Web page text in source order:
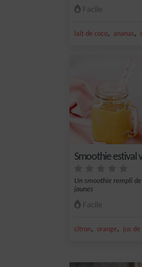
Facile
lait de coco, ananas,
Smoothie estival
Un smoothie rempli
jaunes
Facile
citron, orange, jus